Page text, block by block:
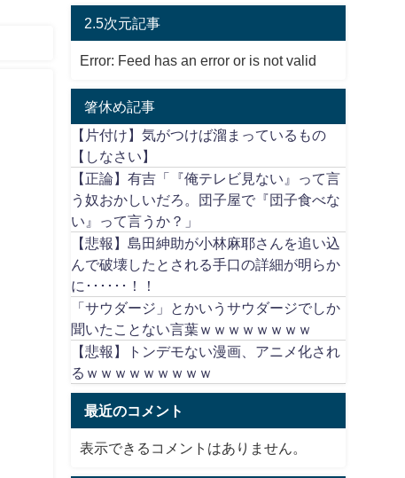
2.5次元記事
Error: Feed has an error or is not valid
箸休め記事
【片付け】気がつけば溜まっているもの
【しなさい】
【正論】有吉「『俺テレビ見ない』って言
う奴おかしいだろ。団子屋で『団子食べな
い』って言うか？」
【悲報】島田紳助が小林麻耶さんを追い込
んで破壊したとされる手口の詳細が明らか
に･･････！！
「サウダージ」とかいうサウダージでしか
聞いたことない言葉ｗｗｗｗｗｗｗｗ
【悲報】トンデモない漫画、アニメ化され
るｗｗｗｗｗｗｗｗｗ
最近のコメント
表示できるコメントはありません。